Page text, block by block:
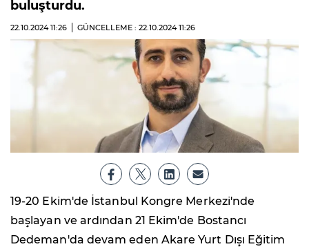
buluşturdu.
22.10.202411:26 GÜNCELLEME : 22.10.202411:26
19-20 Ekim'de İstanbul Kongre Merkezi'nde
başlayan ve ardından 21 Ekim'de Bostancı
Dedeman'da devam eden Akare Yurt Dışı Eğitim